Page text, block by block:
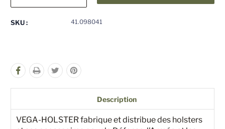
SKU : 41.098041
Description
VEGA-HOLSTER fabrique et distribue des holsters